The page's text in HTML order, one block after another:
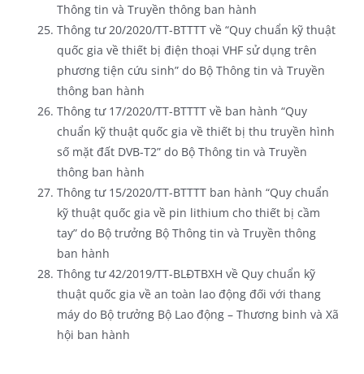
Thông tin và Truyền thông ban hành
Thông tư 20/2020/TT-BTTTT về “Quy chuẩn kỹ thuật
quốc gia về thiết bị điện thoại VHF sử dụng trên
phương tiện cứu sinh” do Bộ Thông tin và Truyền
thông ban hành
Thông tư 17/2020/TT-BTTTT về ban hành “Quy
chuẩn kỹ thuật quốc gia về thiết bị thu truyền hình
số mặt đất DVB-T2” do Bộ Thông tin và Truyền
thông ban hành
Thông tư 15/2020/TT-BTTTT ban hành “Quy chuẩn
kỹ thuật quốc gia về pin lithium cho thiết bị cầm
tay” do Bộ trưởng Bộ Thông tin và Truyền thông
ban hành
Thông tư 42/2019/TT-BLĐTBXH về Quy chuẩn kỹ
thuật quốc gia về an toàn lao động đối với thang
máy do Bộ trưởng Bộ Lao động – Thương binh và Xã
hội ban hành